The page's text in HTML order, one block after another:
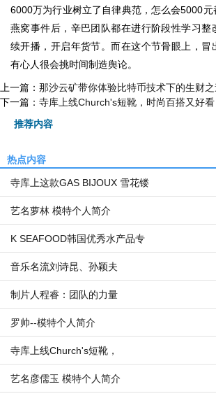
6000万为行业树立了自律典范，怎么会5000元
燕窝事件后，辛巴团队都在进行阶段性学习整
续开播，开启年货节。而在这个节骨眼上，冒
有心人很会挑时间制造舆论。
上一篇： 那沙云矿带你体验比特币技术下的生财之
下一篇： 寺库上线Church's短靴，时尚百搭又好看
推荐内容
热点内容
寺库上这款GAS BIJOUX 雪花镂
艺名萝林 模特个人简介
K SEAFOOD韩国优秀水产品专
音乐名流刘诗昆、孙颖夫
制片人程睿：团队的力量
罗帅--模特个人简介
寺库上线Church's短靴，
艺名彦儒玉 模特个人简介